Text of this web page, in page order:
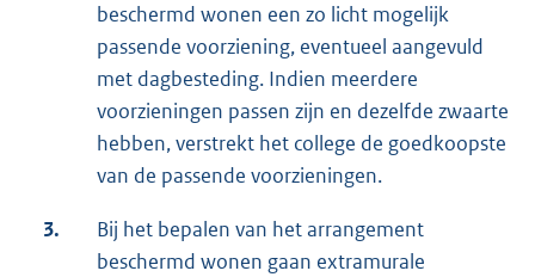
beschermd wonen een zo licht mogelijk
passende voorziening, eventueel aangevuld
met dagbesteding. Indien meerdere
voorzieningen passen zijn en dezelfde zwaarte
hebben, verstrekt het college de goedkoopste
van de passende voorzieningen.
3.
Bij het bepalen van het arrangement
beschermd wonen gaan extramurale